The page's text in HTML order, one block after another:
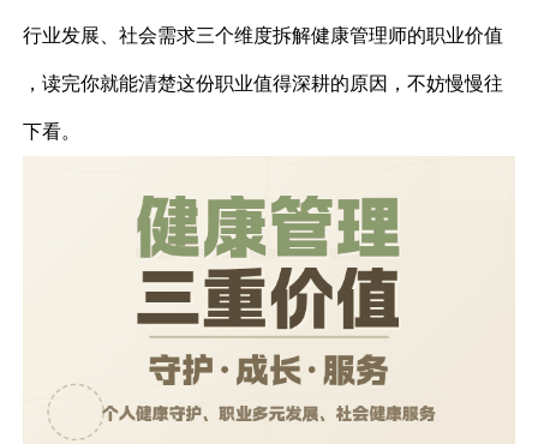
行业发展、社会需求三个维度拆解健康管理师的职业价值
，读完你就能清楚这份职业值得深耕的原因，不妨慢慢往
下看。